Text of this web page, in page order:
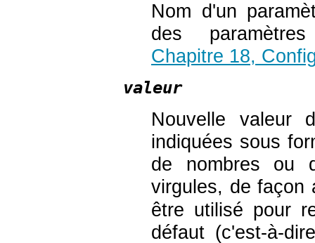
Nom d'un
des
Chapitre 18,
valeur
Nouvelle valeur
indiquées sous
de nombres ou
virgules, de façon
être utilisé pour
défaut (c'est-à-